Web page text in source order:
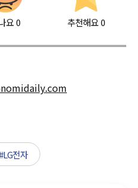
요0 추천해요 0
전자